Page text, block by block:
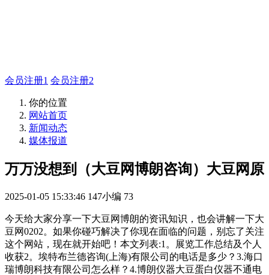
会员注册1 会员注册2
你的位置
网站首页
新闻动态
媒体报道
万万没想到（大豆网博朗咨询）大豆网原
2025-01-05 15:33:46 147小编 73
今天给大家分享一下大豆网博朗的资讯知识，也会讲解一下大
豆网0202。如果你碰巧解决了你现在面临的问题，别忘了关注
这个网站，现在就开始吧！本文列表:1。展览工作总结及个人
收获2。埃特布兰德咨询(上海)有限公司的电话是多少？3.海口
瑞博朗科技有限公司怎么样？4.博朗仪器大豆蛋白仪器不通电